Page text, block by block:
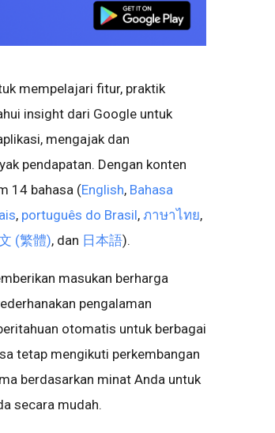
mempelajari fitur, praktik
insight dari Google untuk
mengajak dan
pendapatan. Dengan konten
14 bahasa (English, Bahasa
, português do Brasil, ภาษาไทย,
(繁體), dan 日本語).
masukan berharga
pengalaman
otomatis untuk berbagai
tetap mengikuti perkembangan
berdasarkan minat Anda untuk
secara mudah.